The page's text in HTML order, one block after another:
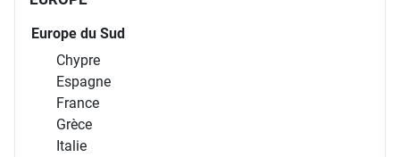
Europe du Sud
Chypre
Espagne
France
Grèce
Italie